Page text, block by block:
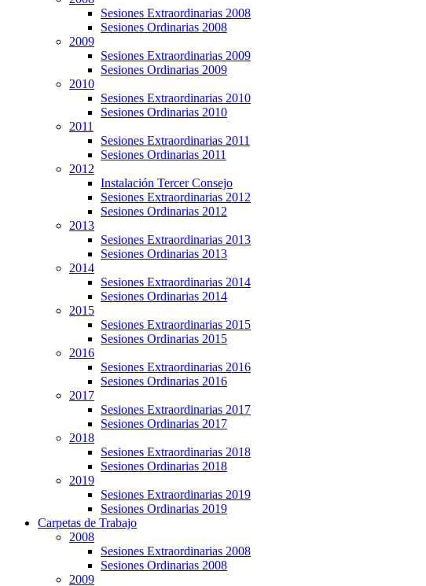
Sesiones Extraordinarias 2008
Sesiones Ordinarias 2008
2009
Sesiones Extraordinarias 2009
Sesiones Ordinarias 2009
2010
Sesiones Extraordinarias 2010
Sesiones Ordinarias 2010
2011
Sesiones Extraordinarias 2011
Sesiones Ordinarias 2011
2012
Instalación Tercer Consejo
Sesiones Extraordinarias 2012
Sesiones Ordinarias 2012
2013
Sesiones Extraordinarias 2013
Sesiones Ordinarias 2013
2014
Sesiones Extraordinarias 2014
Sesiones Ordinarias 2014
2015
Sesiones Extraordinarias 2015
Sesiones Ordinarias 2015
2016
Sesiones Extraordinarias 2016
Sesiones Ordinarias 2016
2017
Sesiones Extraordinarias 2017
Sesiones Ordinarias 2017
2018
Sesiones Extraordinarias 2018
Sesiones Ordinarias 2018
2019
Sesiones Extraordinarias 2019
Sesiones Ordinarias 2019
Carpetas de Trabajo
2008
Sesiones Extraordinarias 2008
Sesiones Ordinarias 2008
2009